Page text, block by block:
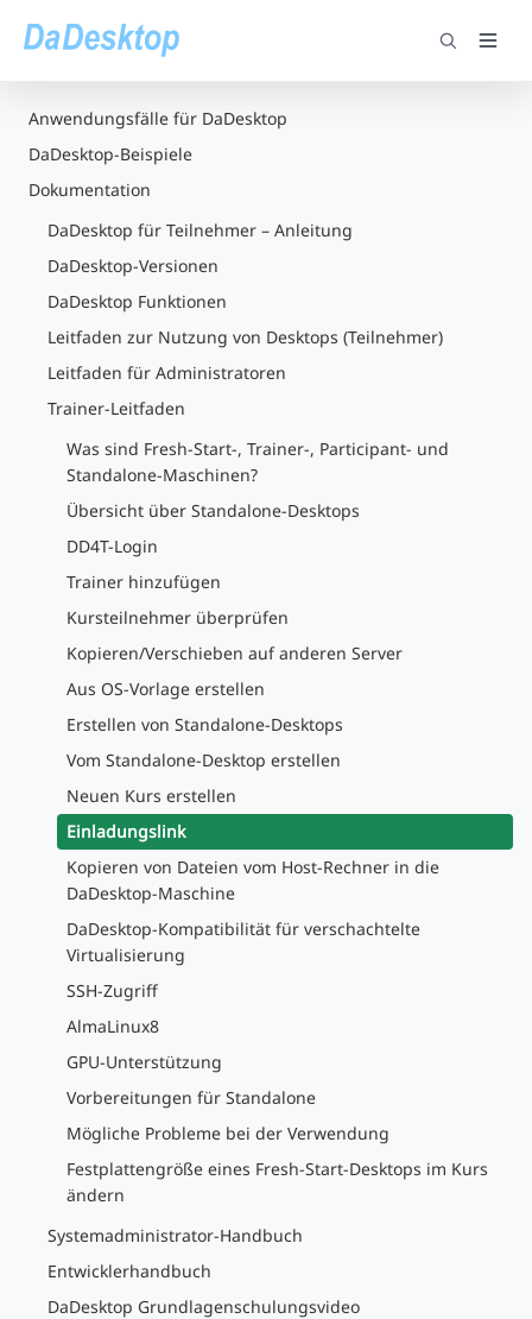
Anwendungsfälle für DaDesktop
DaDesktop-Beispiele
Dokumentation
DaDesktop für Teilnehmer – Anleitung
DaDesktop-Versionen
DaDesktop Funktionen
Leitfaden zur Nutzung von Desktops (Teilnehmer)
Leitfaden für Administratoren
Trainer-Leitfaden
Was sind Fresh-Start-, Trainer-, Participant- und
Standalone-Maschinen?
Übersicht über Standalone-Desktops
DD4T-Login
Trainer hinzufügen
Kursteilnehmer überprüfen
Kopieren/Verschieben auf anderen Server
Aus OS-Vorlage erstellen
Erstellen von Standalone-Desktops
Vom Standalone-Desktop erstellen
Neuen Kurs erstellen
Einladungslink
Kopieren von Dateien vom Host-Rechner in die
DaDesktop-Maschine
DaDesktop-Kompatibilität für verschachtelte
Virtualisierung
SSH-Zugriff
AlmaLinux8
GPU-Unterstützung
Vorbereitungen für Standalone
Mögliche Probleme bei der Verwendung
Festplattengröße eines Fresh-Start-Desktops im Kurs
ändern
Systemadministrator-Handbuch
Entwicklerhandbuch
DaDesktop Grundlagenschulungsvideo